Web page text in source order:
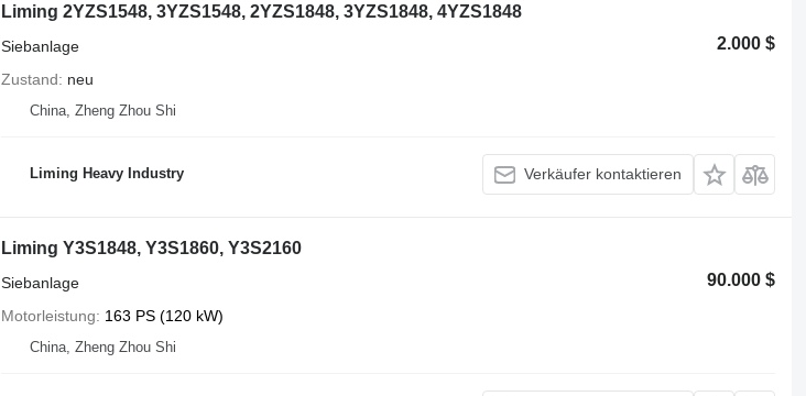
Liming 2YZS1548, 3YZS1548, 2YZS1848, 3YZS1848, 4YZS1848
2.000 $
Siebanlage
Zustand
neu
China, Zheng Zhou Shi
Liming Heavy Industry Verkäufer kontaktieren
Liming Y3S1848, Y3S1860, Y3S2160
90.000 $
Siebanlage
Motorleistung
163 PS (120 kW)
China, Zheng Zhou Shi